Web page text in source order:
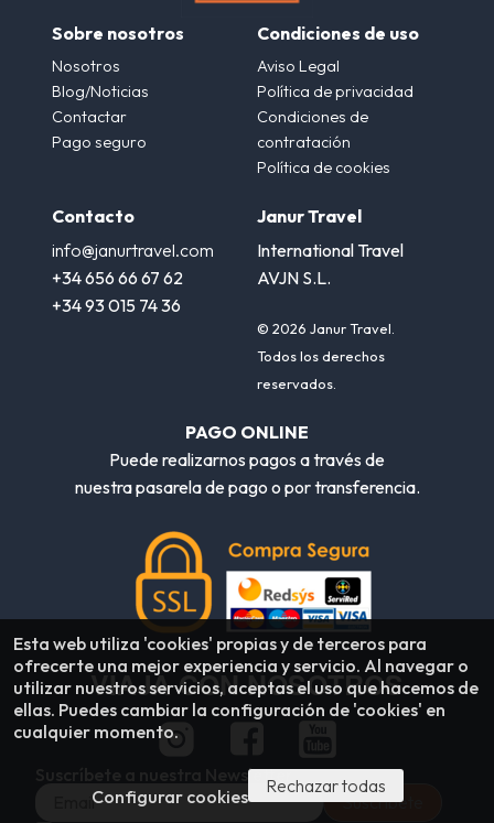
Sobre nosotros
Nosotros
Blog/Noticias
Contactar
Pago seguro
Condiciones de uso
Aviso Legal
Política de privacidad
Condiciones de
contratación
Política de cookies
Contacto
info@janurtravel.com
+34 656 66 67 62
+34 93 015 74 36
Janur Travel
International Travel
AVJN S.L.
© 2026 Janur Travel.
Todos los derechos
reservados.
PAGO ONLINE
Puede realizarnos pagos a través de
nuestra pasarela de pago o por transferencia.
VIAJA CON NOSOTROS
Suscríbete a nuestra Newsletter
Esta web utiliza 'cookies' propias y de terceros para
ofrecerte una mejor experiencia y servicio. Al navegar o
utilizar nuestros servicios, aceptas el uso que hacemos de
ellas. Puedes cambiar la configuración de 'cookies' en
cualquier momento.
Configurar cookies Rechazar todas